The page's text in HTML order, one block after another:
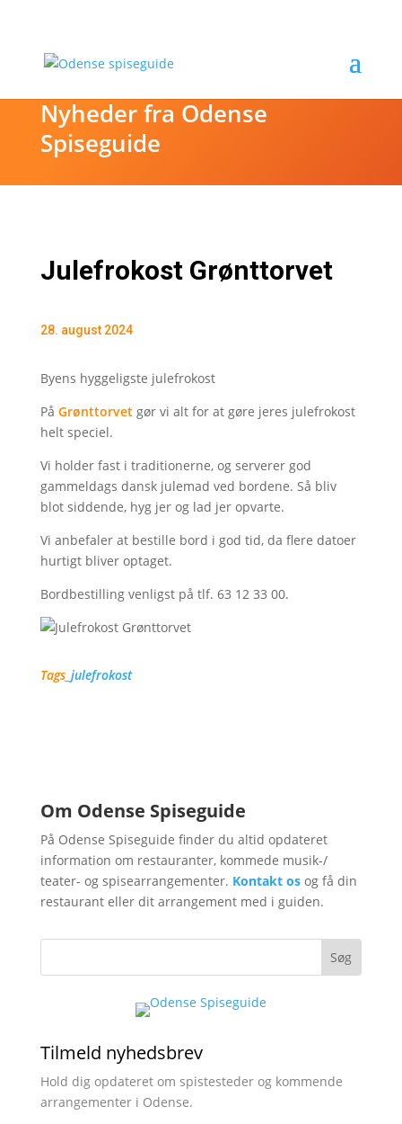
Nyheder fra Odense
Spiseguide
Julefrokost Grønttorvet
28. august 2024
Byens hyggeligste julefrokost
På Grønttorvetgør vi alt for at gøre jeres julefrokost
helt speciel.
Vi holder fast i traditionerne, og serverer god
gammeldags dansk julemad ved bordene. Så bliv
blot siddende, hyg jer og lad jer opvarte.
Vi anbefaler at bestille bord i god tid, da flere datoer
hurtigt bliver optaget.
Bordbestilling venligst på tlf. 63 12 33 00.
Tags_ julefrokost
Om Odense Spiseguide
På Odense Spiseguide finder du altid opdateret
information om restauranter, kommede musik-/
teater- og spisearrangementer. Kontakt os og få din
restaurant eller dit arrangement med i guiden.
Tilmeld nyhedsbrev
Hold dig opdateret om spistesteder og kommende
arrangementer i Odense.